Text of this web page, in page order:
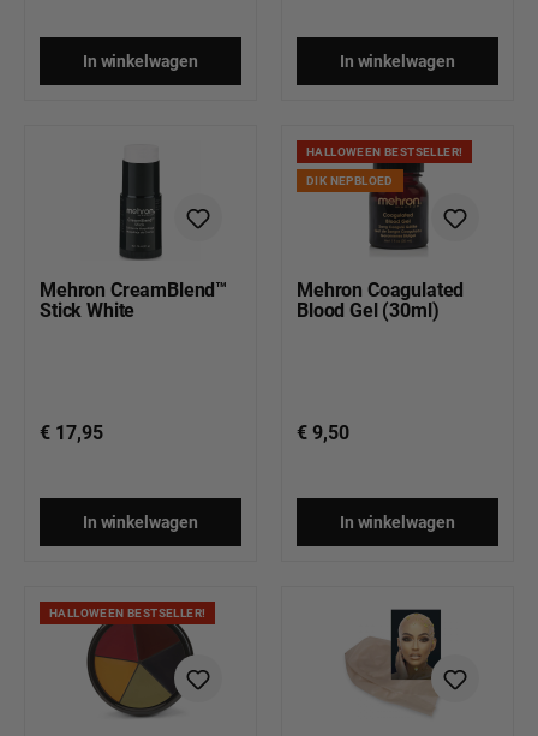
In winkelwagen In winkelwagen
Mehron CreamBlend™
Stick White
€ 17,95
In winkelwagen
HALLOWEEN BESTSELLER!
DIK NEPBLOED
Mehron Coagulated
Blood Gel (30ml)
€ 9,50
In winkelwagen
HALLOWEEN BESTSELLER!